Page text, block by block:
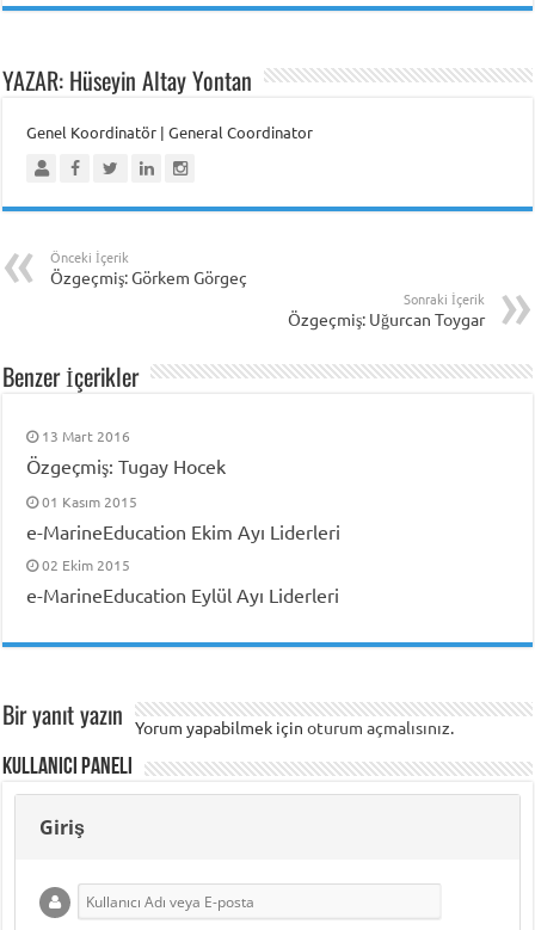
YAZAR: Hüseyin Altay Yontan
Genel Koordinatör | General Coordinator
Önceki İçerik
Özgeçmiş: Görkem Görgeç
Sonraki İçerik
Özgeçmiş: Uğurcan Toygar
Benzer İçerikler
13 Mart 2016
Özgeçmiş: Tugay Hocek
01 Kasım 2015
e-MarineEducation Ekim Ayı Liderleri
02 Ekim 2015
e-MarineEducation Eylül Ayı Liderleri
Bir yanıt yazın Yorum yapabilmek içinoturum açmalısınız
Kullanıcı Paneli
Giriş